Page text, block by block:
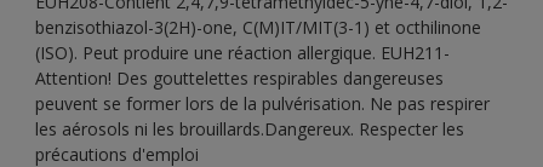
benzisothiazol-3(2H)-one, C(M)IT/MIT(3-1) et octhilinone
(ISO). Peut produire une réaction allergique. EUH211-
Attention! Des gouttelettes respirables dangereuses
peuvent se former lors de la pulvérisation. Ne pas respirer
les aérosols ni les brouillards.Dangereux. Respecter les
précautions d'emploi